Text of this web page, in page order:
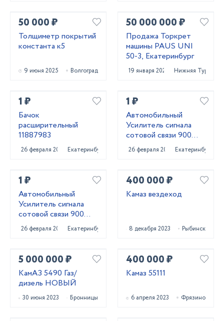
50 000 ₽
Толщиметр покрытий
константа к5
9 июня 2025 Волгоград
50 000 000 ₽
Продажа Торкрет
машины PAUS UNI
50-3, Екатеринбург
19 января 2023 Нижняя Тура
1 ₽
Бачок
расширительный
11887983
26 февраля 2022 Екатеринбург
1 ₽
Автомобильный
Усилитель сигнала
сотовой связи 900
MHZ + 1800 MHZ +
2,3,4 G
26 февраля 2022 Екатеринбург
1 ₽
Автомобильный
Усилитель сигнала
сотовой связи 900
MHZ
26 февраля 2022 Екатеринбург
400 000 ₽
Камаз вездеход
8 декабря 2023 Рыбинск
5 000 000 ₽
КамАЗ 5490 Газ/
дизель НОВЫЙ
30 июня 2023 Бронницы
400 000 ₽
Камаз 55111
6 апреля 2023 Фрязино